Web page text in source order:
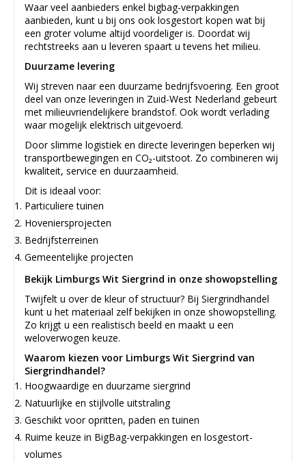
Waar veel aanbieders enkel bigbag-verpakkingen
aanbieden, kunt u bij ons ook losgestort kopen wat bij
een groter volume altijd voordeliger is. Doordat wij
rechtstreeks aan u leveren spaart u tevens het milieu.
Duurzame levering
Wij streven naar een duurzame bedrijfsvoering. Een groot
deel van onze leveringen in Zuid-West Nederland gebeurt
met milieuvriendelijkere brandstof. Ook wordt verlading
waar mogelijk elektrisch uitgevoerd.
Door slimme logistiek en directe leveringen beperken wij
transportbewegingen en CO₂-uitstoot. Zo combineren wij
kwaliteit, service en duurzaamheid.
Dit is ideaal voor:
Particuliere tuinen
Hoveniersprojecten
Bedrijfsterreinen
Gemeentelijke projecten
Bekijk Limburgs Wit Siergrind in onze showopstelling
Twijfelt u over de kleur of structuur? Bij Siergrindhandel
kunt u het materiaal zelf bekijken in onze showopstelling.
Zo krijgt u een realistisch beeld en maakt u een
weloverwogen keuze.
Waarom kiezen voor Limburgs Wit Siergrind van
Siergrindhandel?
Hoogwaardige en duurzame siergrind
Natuurlijke en stijlvolle uitstraling
Geschikt voor opritten, paden en tuinen
Ruime keuze in BigBag-verpakkingen en losgestort-
volumes